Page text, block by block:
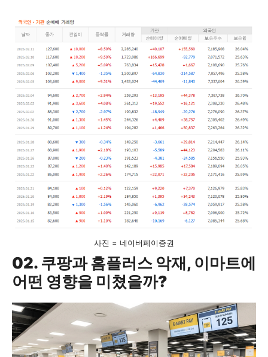
사진 = 네이버페이증권
02. 쿠팡과 홈플러스 악재, 이마트에
어떤 영향을 미쳤을까?